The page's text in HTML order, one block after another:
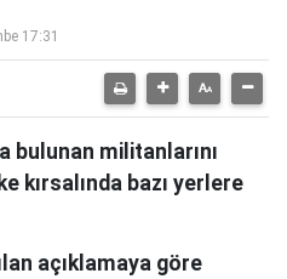
17:31
bulunan militanlarını
kırsalında bazı yerlere
açıklamaya göre